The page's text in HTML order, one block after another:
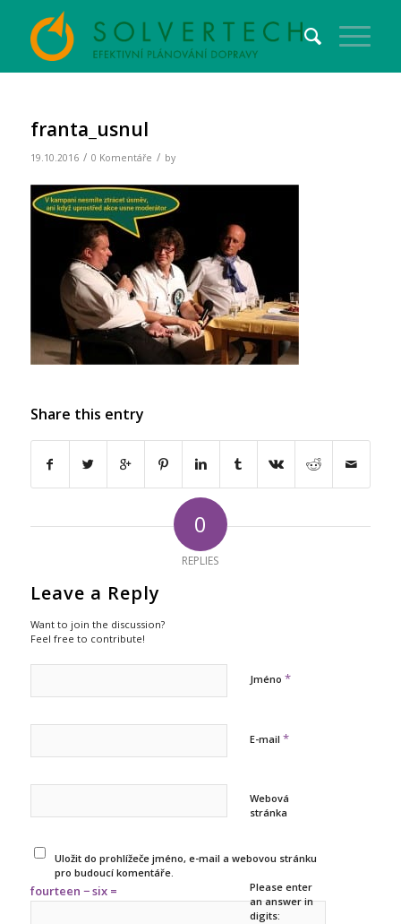
franta_usnul
19.10.2016 / 0 Komentáře / by
Share this entry
0
REPLIES
Leave a Reply
Want to join the discussion?
Feel free to contribute!
Jméno *
E-mail *
Webová
stránka
Uložit do prohlížeče jméno, e-mail a webovou stránku
pro budoucí komentáře.
Please enter
an answer in
digits:
fourteen − six =